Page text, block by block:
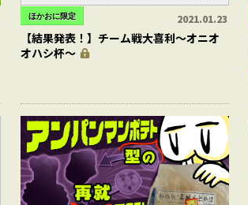
ほかおに限定 2021.01.23
【結果発表！】チーム戦大喜利～オニオ
オハシ杯～